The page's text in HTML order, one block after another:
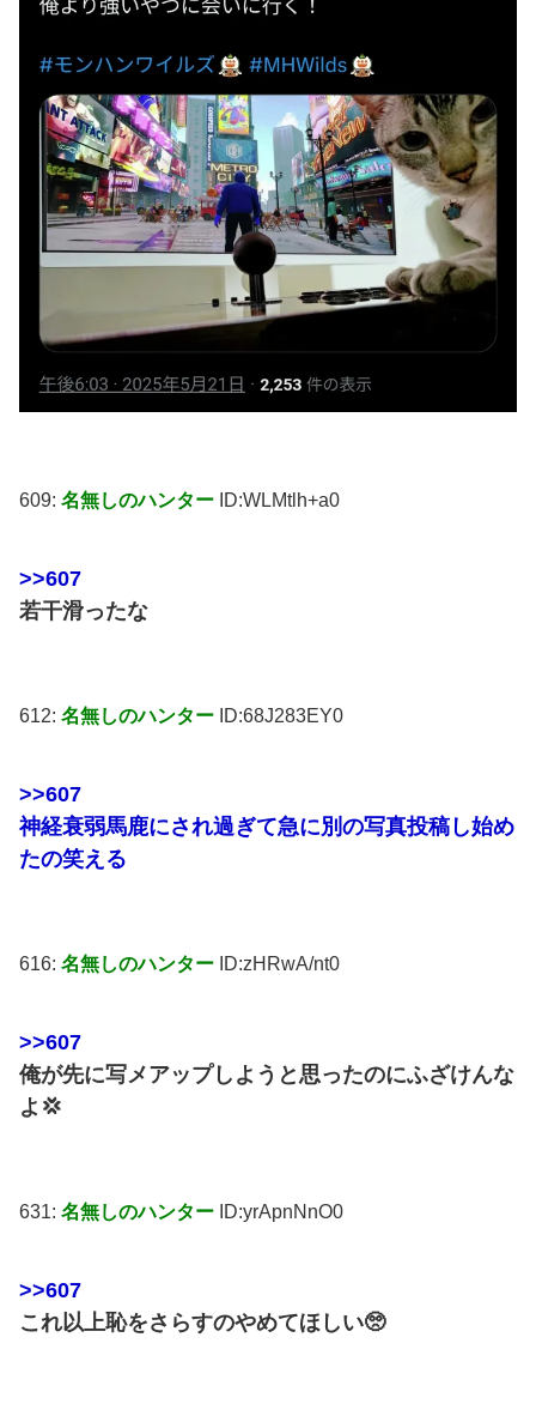
609: 名無しのハンター ID:WLMtlh+a0
>>607
若干滑ったな
612: 名無しのハンター ID:68J283EY0
>>607
神経衰弱馬鹿にされ過ぎて急に別の写真投稿し始め
たの笑える
616: 名無しのハンター ID:zHRwA/nt0
>>607
俺が先に写メアップしようと思ったのにふざけんな
よ💢
631: 名無しのハンター ID:yrApnNnO0
>>607
これ以上恥をさらすのやめてほしい🥺